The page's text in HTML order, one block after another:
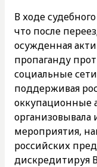
В ходе
что после
осужденная
пропаганду
социальные
поддерживая
оккупационные
мероприятия,
российских
дискредитируя